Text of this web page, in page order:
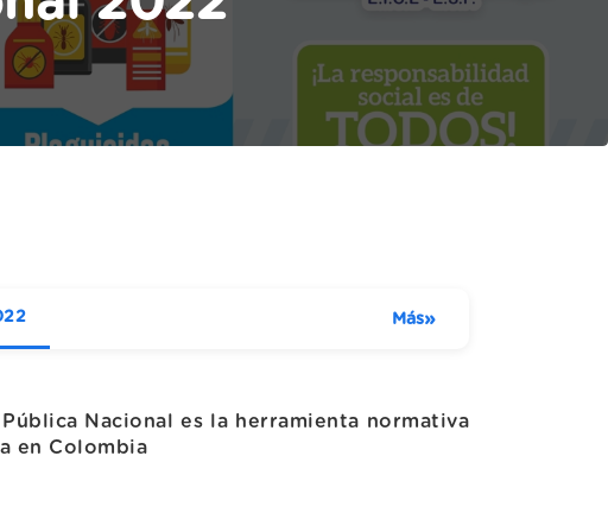
Más»
Nacional es la herramienta normativa
en Colombia